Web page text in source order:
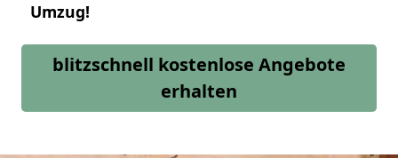
Umzug!
blitzschnell kostenlose Angebote
erhalten